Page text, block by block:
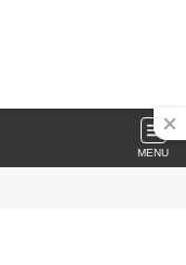
MENU